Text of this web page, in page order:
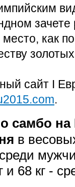
зачете
как
сайт I
.
самбо на
в
среди
и 68 кг -